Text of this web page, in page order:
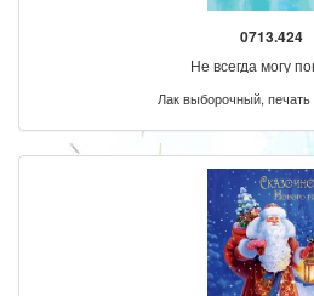
0713.424
Не всегда могу
Лак выборочный, печать